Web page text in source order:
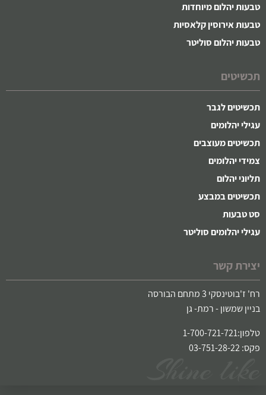
טבעות יהלום מיוחדות
טבעות אירוסין קלאסיות
טבעות יהלום סוליטר
תכשיטים
תכשיטים לגבר
עגילי יהלומים
תכשיטים מעוצבים
צמידי יהלומים
תליוני יהלום
תכשיטים במבצע
סט טבעות
עגילי יהלומים סוליטר
יצירת קשר
רח' ז'בוטינסקי 3 מתחם הבורסה
בניין שמשון - רמת- גן
טלפון:1-700-721-721
פקס: 03-751-28-22